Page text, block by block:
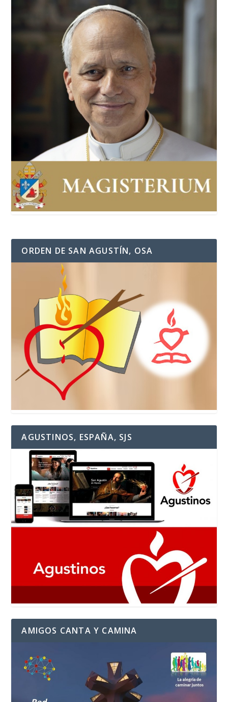
ORDEN DE SAN AGUSTÍN, OSA
AGUSTINOS, ESPAÑA, SJS
AMIGOS CANTA Y CAMINA